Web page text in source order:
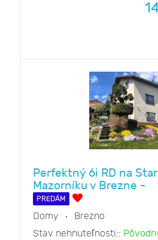
Perfektný 6i RD na
Mazorníku v Brezne -
PREDÁM
Domy
Brezno
Stav nehnuteľnosti::